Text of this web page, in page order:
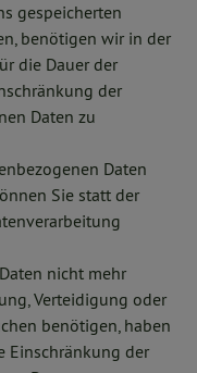
gespeicherten
benötigen wir in der
die Dauer der
der
Daten zu
Daten
Sie statt der
nicht mehr
Verteidigung oder
benötigen, haben
Einschränkung der